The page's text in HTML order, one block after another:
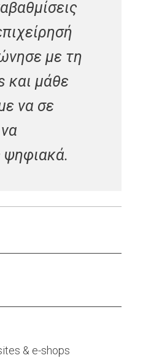
με τη
και μάθε
να σε
ψηφιακά.
& e-shops